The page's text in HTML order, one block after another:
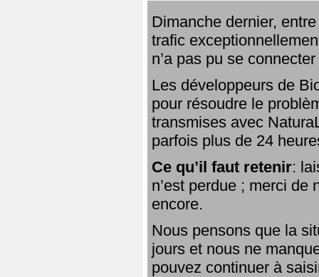
Dimanche dernier,
trafic
n’a pas pu se
Les développeurs de
pour résoudre le
transmises avec
parfois plus de 24
Ce qu’il faut retenir:
n’est perdue ; merci de
encore.
Nous pensons que la
jours et nous ne
pouvez continuer à